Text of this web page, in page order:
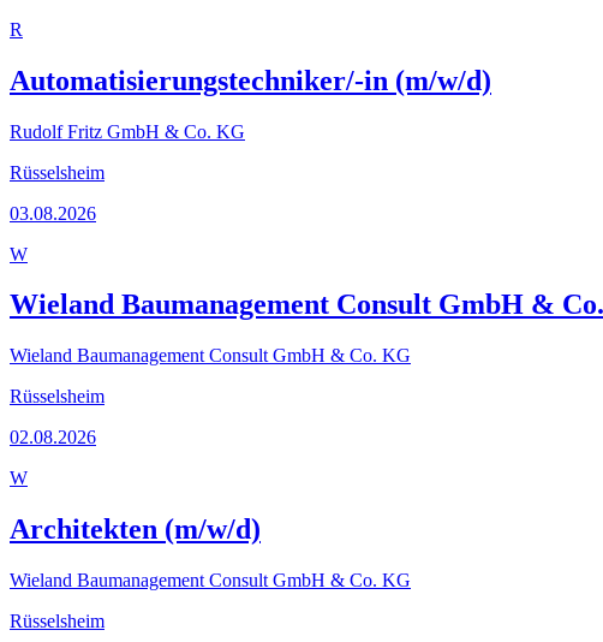
R
Automatisierungstechniker/-in (m/w/d)
Rudolf Fritz GmbH & Co. KG
Rüsselsheim
03.08.2026
W
Wieland Baumanagement Consult GmbH &
Wieland Baumanagement Consult GmbH & Co. KG
Rüsselsheim
02.08.2026
W
Architekten (m/w/d)
Wieland Baumanagement Consult GmbH & Co. KG
Rüsselsheim